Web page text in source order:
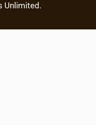
Unlimited.